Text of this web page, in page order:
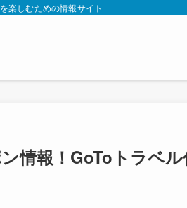
楽しむための情報サイト
情報！GoToトラベ